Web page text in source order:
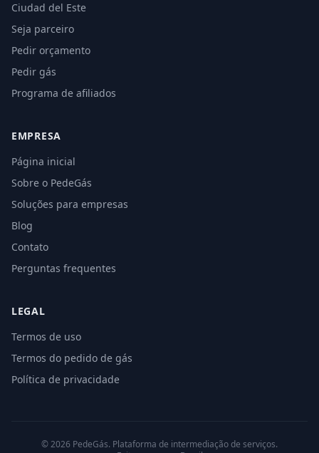
Ciudad del Este
Seja parceiro
Pedir orçamento
Pedir gás
Programa de afiliados
EMPRESA
Página inicial
Sobre o PedeGás
Soluções para empresas
Blog
Contato
Perguntas frequentes
LEGAL
Termos de uso
Termos do pedido de gás
Política de privacidade
©2026 PedeGás. Plataforma de intermediação de serviços.